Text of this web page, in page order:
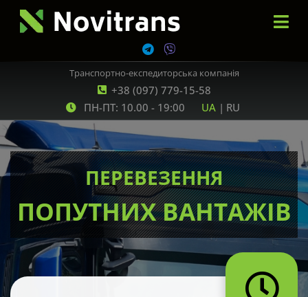
+38 (097) 779-15-58
Транспортно-експедиторська компанія
ПН-ПТ: 10.00 - 19:00 UA | RU
ПЕРЕВЕЗЕННЯ
ПОПУТНИХ ВАНТАЖІВ